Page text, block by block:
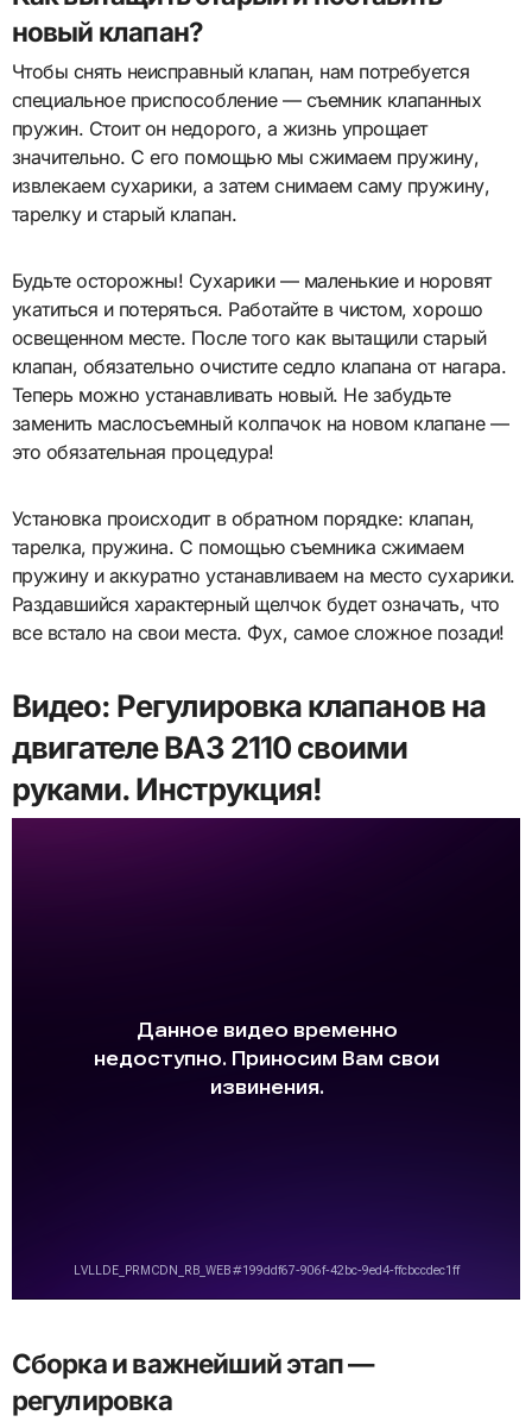
новый клапан?
Чтобы снять неисправный клапан, нам потребуется
специальное приспособление — съемник клапанных
пружин. Стоит он недорого, а жизнь упрощает
значительно. С его помощью мы сжимаем пружину,
извлекаем сухарики, а затем снимаем саму пружину,
тарелку и старый клапан.
Будьте осторожны! Сухарики — маленькие и норовят
укатиться и потеряться. Работайте в чистом, хорошо
освещенном месте. После того как вытащили старый
клапан, обязательно очистите седло клапана от нагара.
Теперь можно устанавливать новый. Не забудьте
заменить маслосъемный колпачок на новом клапане —
это обязательная процедура!
Установка происходит в обратном порядке: клапан,
тарелка, пружина. С помощью съемника сжимаем
пружину и аккуратно устанавливаем на место сухарики.
Раздавшийся характерный щелчок будет означать, что
все встало на свои места. Фух, самое сложное позади!
Видео: Регулировка клапанов на
двигателе ВАЗ 2110 своими
руками. Инструкция!
Сборка и важнейший этап —
регулировка